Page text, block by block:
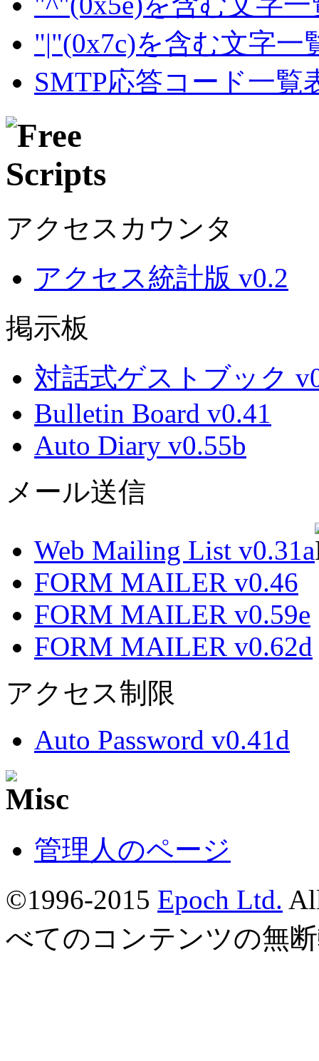
"|"(0x7c)を含む文字一
SMTP応答コード一覧
アクセスカウンタ
アクセス統計版 v0.2
掲示板
対話式ゲストブック
Bulletin Board v0.41
Auto Diary v0.55b
メール送信
Web Mailing List v0.31a
FORM MAILER v0.46
FORM MAILER v0.59e
FORM MAILER v0.62d
アクセス制限
Auto Password v0.41d
管理人のページ
©1996-2015 Epoch Ltd.
べてのコンテンツの無